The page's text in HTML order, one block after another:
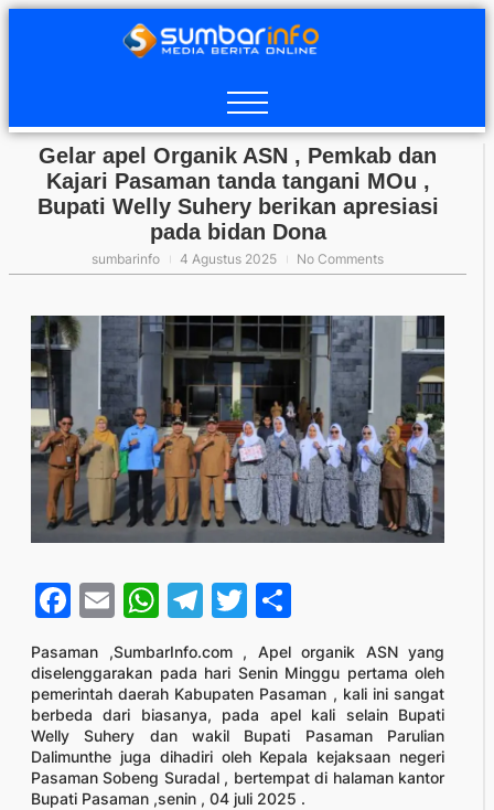
Gelar apel Organik ASN , Pemkab dan
Kajari Pasaman tanda tangani MOu ,
Bupati Welly Suhery berikan apresiasi
pada bidan Dona
sumbarinfo 4 Agustus 2025 No Comments
Facebook
EmailWhatsApp
Telegram
Twitter
Pasaman ,SumbarInfo.com , Apel organik ASN yang
diselenggarakan pada hari Senin Minggu pertama oleh
pemerintah daerah Kabupaten Pasaman , kali ini sangat
berbeda dari biasanya, pada apel kali selain Bupati
Welly Suhery dan wakil Bupati Pasaman Parulian
Dalimunthe juga dihadiri oleh Kepala kejaksaan negeri
Pasaman Sobeng Suradal , bertempat di halaman kantor
Bupati Pasaman ,senin , 04 juli 2025 .